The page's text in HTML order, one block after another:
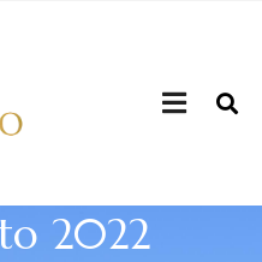
2022